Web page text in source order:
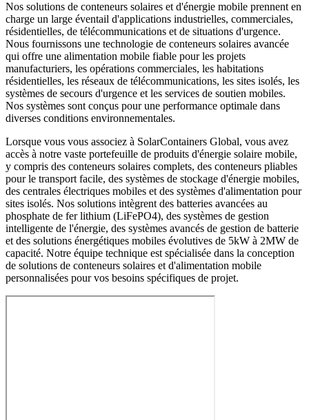
Nos solutions de conteneurs solaires et d'énergie mobile prennent en
charge un large éventail d'applications industrielles, commerciales,
résidentielles, de télécommunications et de situations d'urgence.
Nous fournissons une technologie de conteneurs solaires avancée
qui offre une alimentation mobile fiable pour les projets
manufacturiers, les opérations commerciales, les habitations
résidentielles, les réseaux de télécommunications, les sites isolés, les
systèmes de secours d'urgence et les services de soutien mobiles.
Nos systèmes sont conçus pour une performance optimale dans
diverses conditions environnementales.
Lorsque vous vous associez à SolarContainers Global, vous avez
accès à notre vaste portefeuille de produits d'énergie solaire mobile,
y compris des conteneurs solaires complets, des conteneurs pliables
pour le transport facile, des systèmes de stockage d'énergie mobiles,
des centrales électriques mobiles et des systèmes d'alimentation pour
sites isolés. Nos solutions intègrent des batteries avancées au
phosphate de fer lithium (LiFePO4), des systèmes de gestion
intelligente de l'énergie, des systèmes avancés de gestion de batterie
et des solutions énergétiques mobiles évolutives de 5kW à 2MW de
capacité. Notre équipe technique est spécialisée dans la conception
de solutions de conteneurs solaires et d'alimentation mobile
personnalisées pour vos besoins spécifiques de projet.